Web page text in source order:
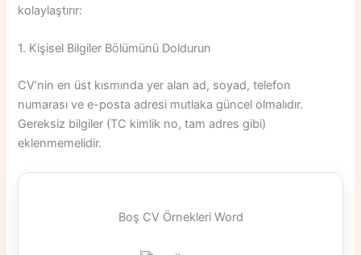
kolaylaştırır:
1. Kişisel Bilgiler Bölümünü Doldurun
CV’nin en üst kısmında yer alan ad, soyad, telefon
numarası ve e-posta adresi mutlaka güncel olmalıdır.
Gereksiz bilgiler (TC kimlik no, tam adres gibi)
eklenmemelidir.
Boş CV Örnekleri Word